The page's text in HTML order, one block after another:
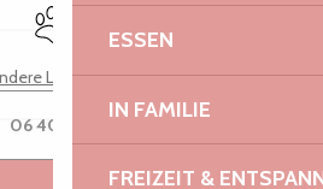
ESSEN
IN FAMILIE
FREIZEIT &
Tiere erlaubt
Leistung(en)
06 40 56 84